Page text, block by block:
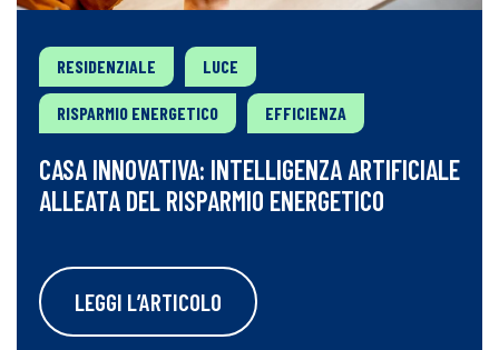
RESIDENZIALE LUCE
RISPARMIO ENERGETICO EFFICIENZA
CASA INNOVATIVA: INTELLIGENZA ARTIFICIALE
ALLEATA DEL RISPARMIO ENERGETICO
LEGGI L’ARTICOLO